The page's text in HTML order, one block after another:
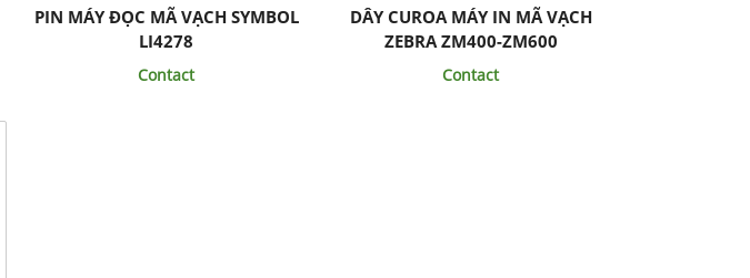
PIN MÁY ĐỌC MÃ VẠCH SYMBOL
LI4278
Contact
DÂY CUROA MÁY IN MÃ VẠCH
ZEBRA ZM400-ZM600
Contact